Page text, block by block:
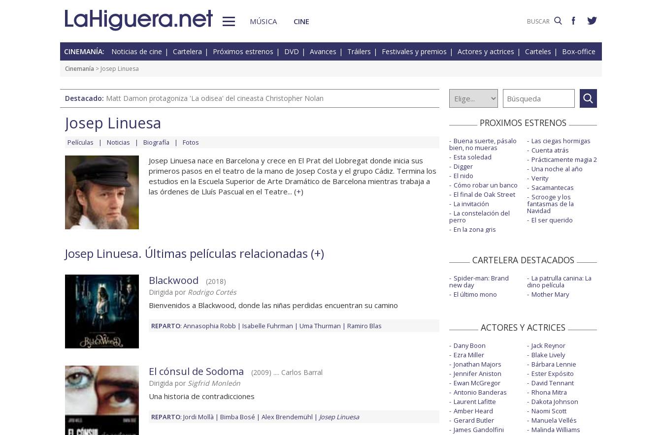
MÚSICA CINE
CINEMANÍA: Noticias de cine Cartelera Próximos estrenos DVD Avances Tráilers Festivales y premios Actores y actrices Carteles Box-office
Cinemanía > Josep Linuesa
Destacado: Matt Damon protagoniza 'La odisea' del cineasta Christopher Nolan
Josep Linuesa
Películas Noticias Biografía Fotos
Josep Linuesa nace en Barcelona y crece en El Prat del Llobregat donde inicia sus
primeros pasos en el teatro de la mano de Josep Costa y el grupo Cádiz. Termina los
estudios en la Escuela Superior de Arte Dramático de Barcelona mientras trabaja a
las órdenes de Lluís Pascual en el Teatre... (+)
Josep Linuesa. Últimas películas relacionadas (+)
Blackwood
(2018)
Dirigida por Rodrigo Cortés
Bienvenidos a Blackwood, donde las niñas perdidas encuentran su camino
REPARTO: Annasophia Robb Isabelle Fuhrman Uma Thurman Ramiro Blas
El cónsul de Sodoma
(2009) .... Carlos Barral
Dirigida por Sigfrid Monleón
Una historia de contradicciones
REPARTO: Jordi Mollà Bimba Bosé Alex Brendemühl Josep Linuesa
PROXIMOS ESTRENOS
Buena suerte, pásalo
bien, no mueras
Esta soledad
Digger
El nido
Cómo robar un banco
El final de Oak Street
La invitación
La constelación del
perro
En la zona gris
Las ciegas hormigas
Cuenta atrás
Prácticamente magia 2
Una noche al año
Verity
Sacamantecas
Scrooge y los
fantasmas de la
Navidad
El ser querido
CARTELERA DESTACADOS
Spider-man: Brand
new day
El último mono
La patrulla canina: La
dino película
Mother Mary
ACTORES Y ACTRICES
Dany Boon
Ezra Miller
Jonathan Majors
Jennifer Aniston
Ewan McGregor
Antonio Banderas
Laurent Lafitte
Amber Heard
Gerard Butler
James Gandolfini
Jack Reynor
Blake Lively
Bárbara Lennie
Ester Expósito
David Tennant
Rhona Mitra
Dakota Johnson
Naomi Scott
Manuela Vellés
Malinda Williams